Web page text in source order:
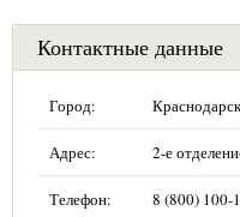
Контактные данные
Город:
Адрес: 2-е
Телефон: 8 (800) 100-